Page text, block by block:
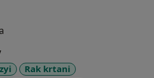
Towarzystwa
Towarzystwa
i współautorem prac
laryngologicznej.
Rak krtani